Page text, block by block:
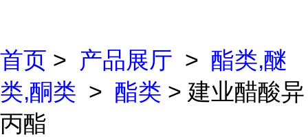
首页 > 产品展厅 > 酯类,醚
类,酮类 > 酯类 > 建业醋酸异
丙酯